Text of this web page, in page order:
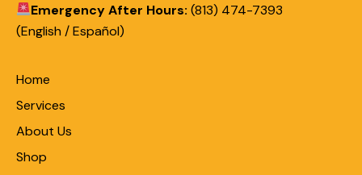
Emergency After Hours: (813) 474-7393
(English / Español)
Home
Services
About Us
Shop